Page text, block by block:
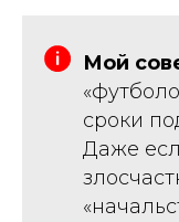
Мой
сроки
Даже